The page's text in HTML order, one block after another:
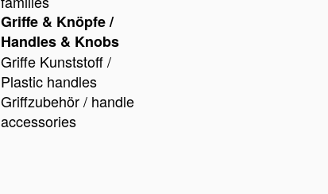
Griffe & Knöpfe /
Handles & Knobs
Griffe Kunststoff /
Plastic handles
Griffzubehör / handle
accessories